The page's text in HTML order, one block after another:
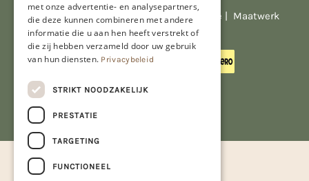
© Copyright 2026 Limburgs Bakwinkeltje | Maatwerk
website webmix
met onze advertentie- en analysepartners,
die deze kunnen combineren met andere
informatie die u aan hen heeft verstrekt of
die zij hebben verzameld door uw gebruik
van hun diensten. Privacybeleid
STRIKT NOODZAKELIJK
PRESTATIE
TARGETING
FUNCTIONEEL